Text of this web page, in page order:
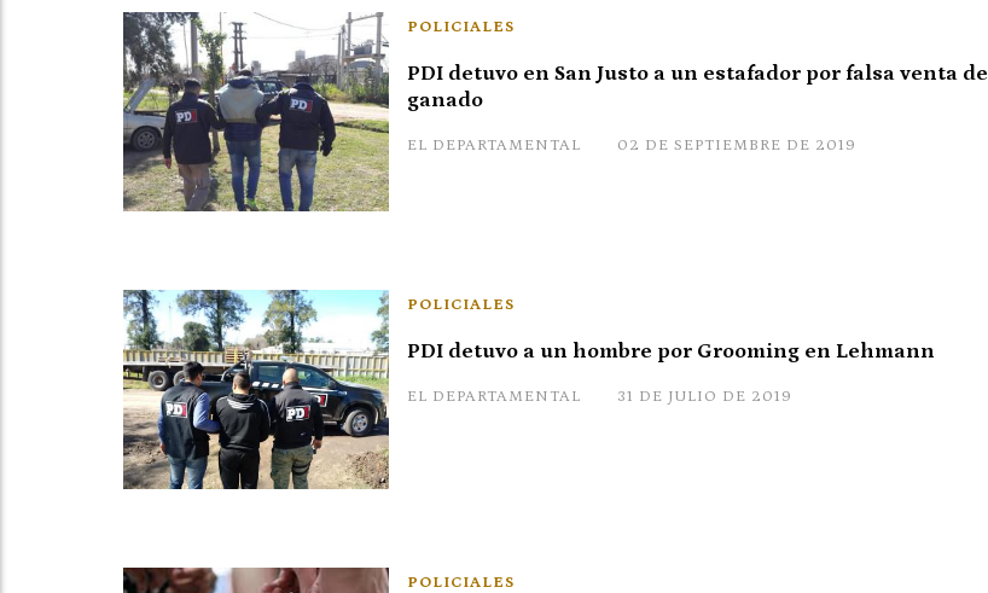
PDI detuvo en San Justo a un estafador por falsa venta de
ganado
EL DEPARTAMENTAL
POLICIALES
02 DE SEPTIEMBRE DE 2019
PDI detuvo a un hombre por Grooming en Lehmann
EL DEPARTAMENTAL
POLICIALES
31 DE JULIO DE 2019
POLICIALES